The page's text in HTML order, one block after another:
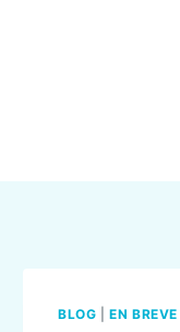
BLOG |EN BREVE